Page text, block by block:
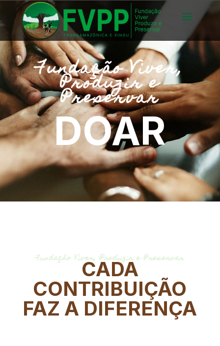
Fundação Viver,
Produzir e
Preservar
DOAR
Fundação Viver, Produzir e Preservar
CADA
CONTRIBUIÇÃO
FAZ A DIFERENÇA